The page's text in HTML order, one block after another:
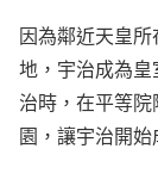
因為鄰近天皇
地，宇治成為皇
治時，在平等
園，讓宇治開